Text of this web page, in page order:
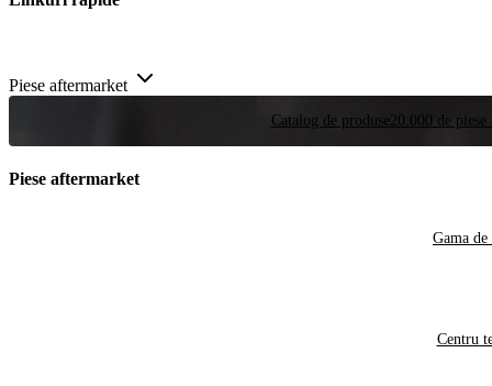
Piese aftermarket
Catalog de produse 20.000 de
Piese aftermarket
Gama de
Centru